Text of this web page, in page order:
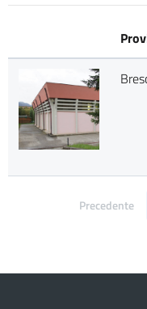
Pagina
Precedente